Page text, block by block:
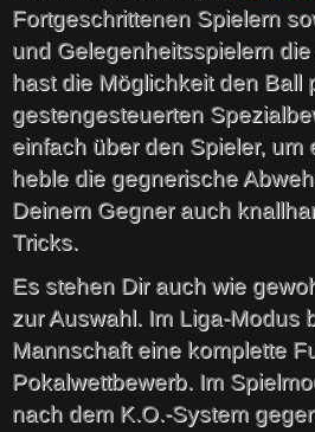
Fortgeschrittenen Spielern
und Gelegenheitsspielern
hast die Möglichkeit den Ball
gestengesteuerten
einfach über den Spieler,
heble die gegnerische
Deinem Gegner auch
Tricks.
Es stehen Dir auch wie
zur Auswahl. Im Liga-Modus
Mannschaft eine komplette
Pokalwettbewerb. Im
nach dem K.O.-System